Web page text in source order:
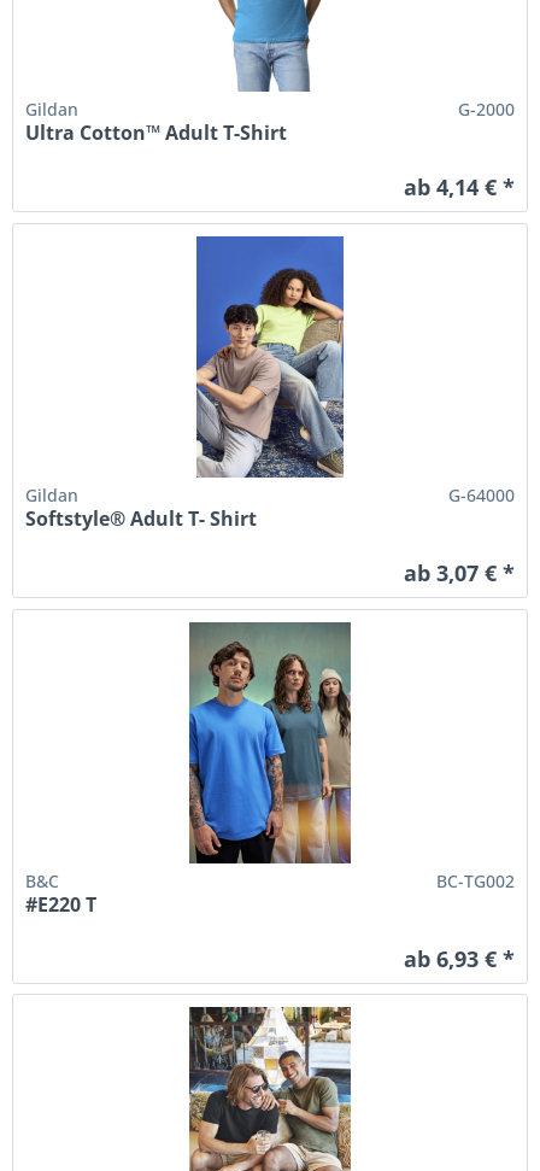
Gildan G-2000
Ultra Cotton™ Adult T-Shirt
ab 4,14 € *
Gildan G-64000
Softstyle® Adult T- Shirt
ab 3,07 € *
B&C BC-TG002
#E220 T
ab 6,93 € *